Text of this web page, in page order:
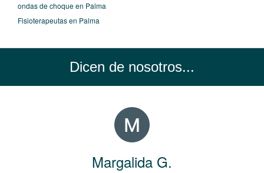
ondas de choque en Palma
Fisioterapeutas en Palma
Dicen de nosotros...
Margalida G.